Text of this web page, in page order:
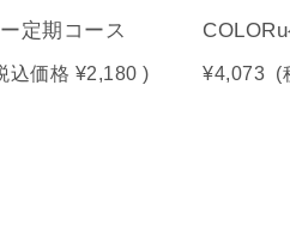
定期コース
込価格 ¥2,180 ) ¥4,073 (